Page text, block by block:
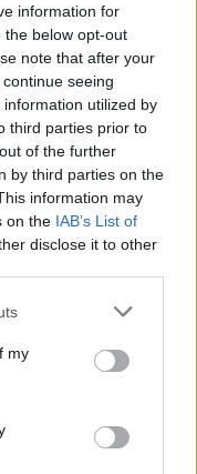
information for
the below opt-out
note that after your
seeing
utilized by
third parties prior to
of the further
by third parties on the
information may
on the IAB’s List of
disclose it to other
my
μέτρηση για
της Costa
2020 - 08:48